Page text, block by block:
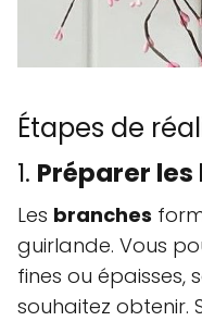
Étapes de
1. Préparer
Les branches
guirlande. Vous
fines ou épaisses,
souhaitez obtenir.